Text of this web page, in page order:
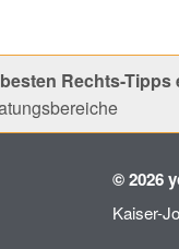
Rechts-Tipps
© 2026
Kaiser-